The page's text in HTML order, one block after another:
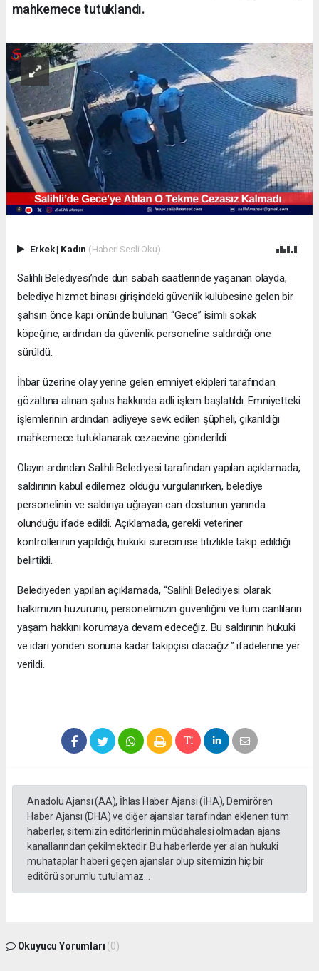
mahkemece tutuklandı.
Erkek| Kadın (Haberi Sesli Oku)
Salihli Belediyesi’nde dün sabah saatlerinde yaşanan olayda,
belediye hizmet binası girişindeki güvenlik kulübesine gelen bir
şahsın önce kapı önünde bulunan “Gece” isimli sokak
köpeğine, ardından da güvenlik personeline saldırdığı öne
sürüldü.
İhbar üzerine olay yerine gelen emniyet ekipleri tarafından
gözaltına alınan şahıs hakkında adli işlem başlatıldı. Emniyetteki
işlemlerinin ardından adliyeye sevk edilen şüpheli, çıkarıldığı
mahkemece tutuklanarak cezaevine gönderildi.
Olayın ardından Salihli Belediyesi tarafından yapılan açıklamada,
saldırının kabul edilemez olduğu vurgulanırken, belediye
personelinin ve saldırıya uğrayan can dostunun yanında
olunduğu ifade edildi. Açıklamada, gerekli veteriner
kontrollerinin yapıldığı, hukuki sürecin ise titizlikle takip edildiği
belirtildi.
Belediyeden yapılan açıklamada, “Salihli Belediyesi olarak
halkımızın huzurunu, personelimizin güvenliğini ve tüm canlıların
yaşam hakkını korumaya devam edeceğiz. Bu saldırının hukuki
ve idari yönden sonuna kadar takipçisi olacağız.” ifadelerine yer
verildi.
Anadolu Ajansı (AA), İhlas Haber Ajansı (İHA), Demirören
Haber Ajansı (DHA) ve diğer ajanslar tarafından eklenen tüm
haberler, sitemizin editörlerinin müdahalesi olmadan ajans
kanallarından çekilmektedir. Bu haberlerde yer alan hukuki
muhataplar haberi geçen ajanslar olup sitemizin hiç bir
editörü sorumlu tutulamaz...
Okuyucu Yorumları (0)